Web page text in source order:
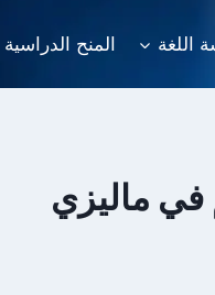
اللغة المنح الدراسية
في ماليزي